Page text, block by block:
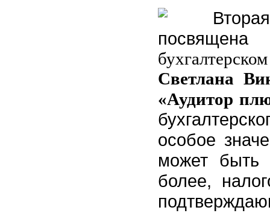
Светлана
«Аудитор
особое
может быть
более,